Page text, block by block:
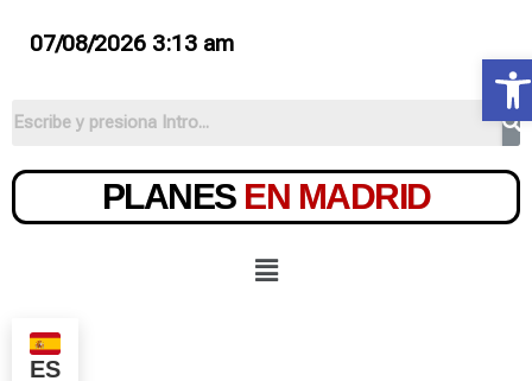
07/08/2026 3:13 am
PLANES EN MADRID
ES